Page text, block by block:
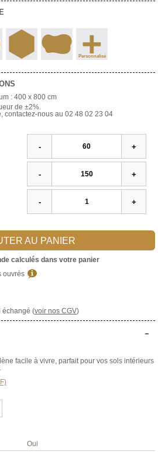
+
Personnalisé
: 400 x 800 cm
de ±2%.
contactez-nous au 02 48 02 23 04
- +
- +
- +
AU PANIER
calculés dans votre panier
ouvrés
échangé (voir nos CGV)
-
facile à vivre, parfait pour vos sols intérieurs
Oui